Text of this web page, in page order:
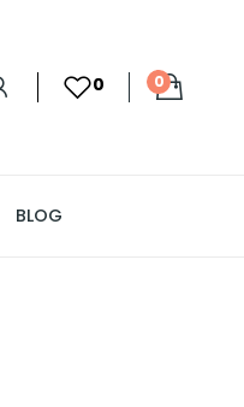
0 0
BLOG